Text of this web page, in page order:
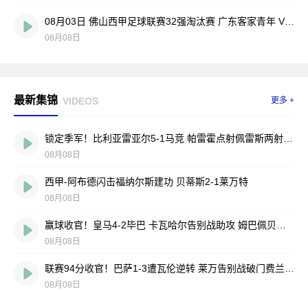
08月03日 佛山西甲足球联赛32强淘汰赛 广东客家青年 VS 广州英华思力U17 全场录像
08月08日
最新集锦 VIDEOS 更多 +
08月08日
西甲-阿布德闪击福纳尔斯建功 贝蒂斯2-1莱万特
08月08日
08月08日
08月08日